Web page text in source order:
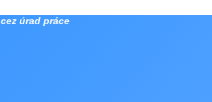
cez úrad práce